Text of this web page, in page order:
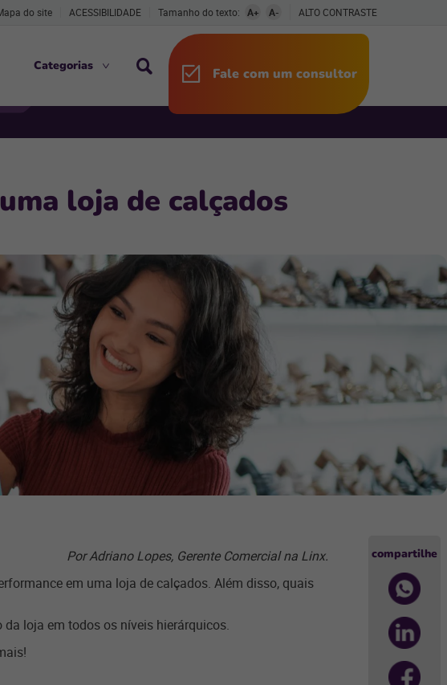
do site ACESSIBILIDADE Tamanho do texto: A+ A- ALTO CONTRASTE
Categorias Fale com um consultor
loja de calçados
Por Adriano Lopes, Gerente Comercial na Linx.
em uma loja de calçados. Além disso, quais
loja em todos os níveis hierárquicos.
compartilhe